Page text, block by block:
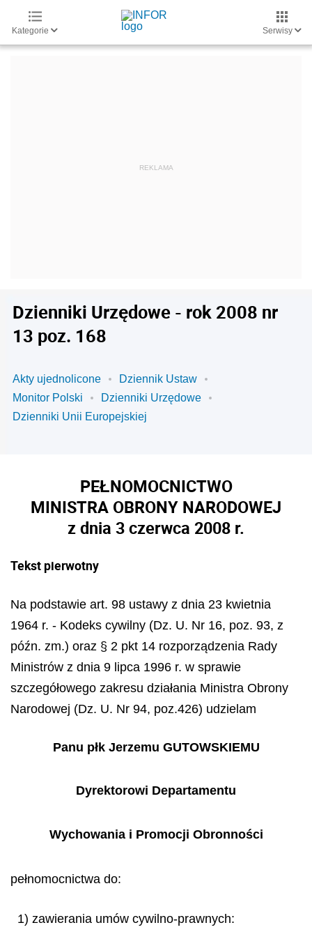
Kategorie Serwisy
Dzienniki Urzędowe - rok 2008 nr
13 poz. 168
Akty ujednolicone
Dziennik Ustaw
Monitor Polski
Dzienniki Urzędowe
Dzienniki Unii Europejskiej
PEŁNOMOCNICTWO
MINISTRA OBRONY NARODOWEJ
z dnia 3 czerwca 2008 r.
Tekst pierwotny
Na podstawie art. 98 ustawy z dnia 23 kwietnia
1964 r. - Kodeks cywilny (Dz. U. Nr 16, poz. 93, z
późn. zm.) oraz § 2 pkt 14 rozporządzenia Rady
Ministrów z dnia 9 lipca 1996 r. w sprawie
szczegółowego zakresu działania Ministra Obrony
Narodowej (Dz. U. Nr 94, poz.426) udzielam
Panu płk Jerzemu GUTOWSKIEMU
Dyrektorowi Departamentu
Wychowania i Promocji Obronności
pełnomocnictwa do:
1) zawierania umów cywilno-prawnych: